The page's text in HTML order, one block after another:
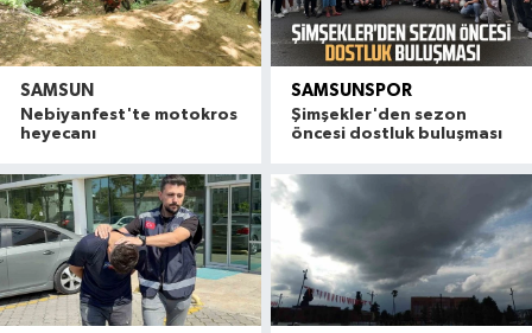
SAMSUN
Nebiyanfest'te motokros
heyecanı
SAMSUNSPOR
Şimşekler'den sezon
öncesi dostluk buluşması